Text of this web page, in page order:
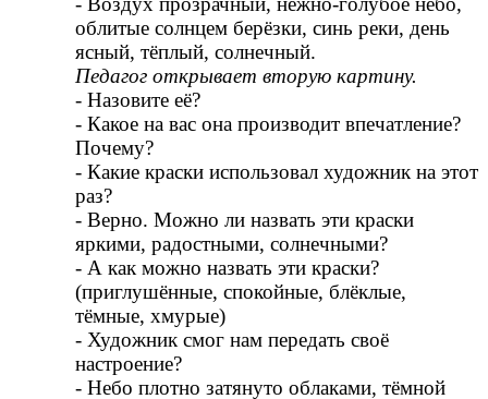
облитые солнцем берёзки, синь реки, день
ясный, тёплый, солнечный.
Педагог открывает вторую картину.
- Назовите её?
- Какое на вас она производит впечатление?
Почему?
- Какие краски использовал художник на этот
раз?
- Верно. Можно ли назвать эти краски
яркими, радостными, солнечными?
- А как можно назвать эти краски?
(приглушённые, спокойные, блёклые,
тёмные, хмурые)
- Художник смог нам передать своё
настроение?
- Небо плотно затянуто облаками, тёмной